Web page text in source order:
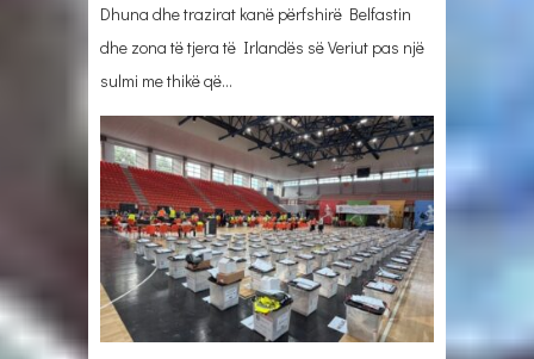
Dhuna dhe trazirat kanë përfshirë Belfastin
dhe zona të tjera të Irlandës së Veriut pas një
sulmi me thikë që…